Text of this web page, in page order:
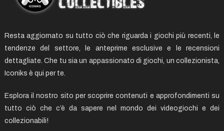
Resta aggiornato su tutto ciò che riguarda i giochi più recenti, le
tendenze del settore, le anteprime esclusive e le recensioni
dettagliate. Che tu sia un appassionato di giochi, un collezionista,
Iconiks è qui per te.
Esplora il nostro sito per scoprire contenuti e approfondimenti su
tutto ciò che c’è da sapere nel mondo dei videogiochi e dei
collezionabili!